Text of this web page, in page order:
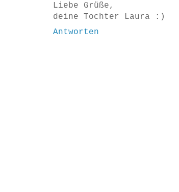
Liebe Grüße,
deine Tochter Laura :)
Antworten